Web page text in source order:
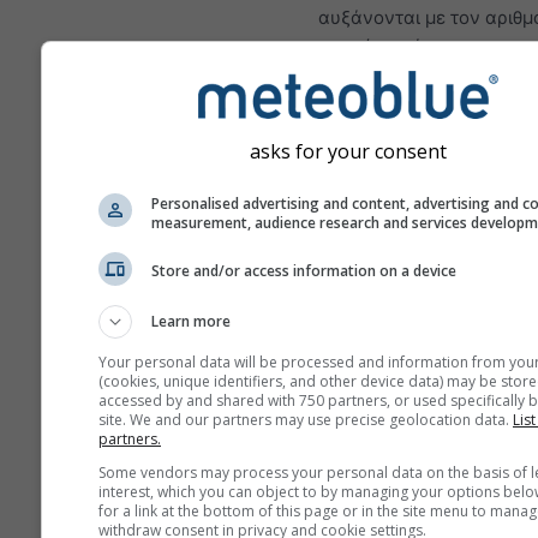
αυξάνονται με τον
ημερών πρόγνωσης.
Η πρόγνωση
μοντέλα «ensemble».
Διεξάγονται αρκετές
αρχικές παραμέτρους
εκτιμηθεί πιο ακριβώς η
προβλεψιμότητα της
Περισσότερα
δεδομένα
asks for your consent
Personalised advertising and content, advertising and
measurement, audience research and services
Store and/or access information on a device
Learn more
Your personal data will be processed and information from
(cookies, unique identifiers, and other device data) may be
accessed by and shared with 750 partners, or used specifically
site. We and our partners may use precise geolocation data.
partners.
Some vendors may process your personal data on the basis of
interest, which you can object to by managing your options
for a link at the bottom of this page or in the site menu to
withdraw consent in privacy and cookie settings.